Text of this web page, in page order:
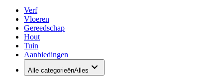
Verf
Vloeren
Gereedschap
Hout
Tuin
Aanbiedingen
Alle categorieënAlles